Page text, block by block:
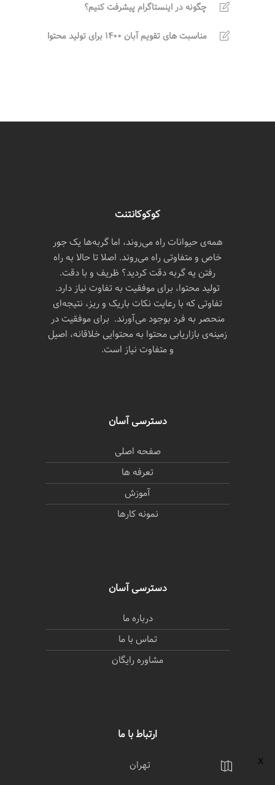
چگونه در اینستاگرام پیشرفت کنیم؟
مناسبت های تقویم آبان 1400 برای تولید محتوا
کوکوکانتنت
همه‌ی حیوانات راه می‌روند، اما گربه‌ها یک جور
خاص و متفاوتی راه می‌روند. اصلا تا حالا به راه
رفتن یه گربه دقت کردید؟ ظریف و با دقت.
تولید محتوا، برای موفقیت به تفاوت نیاز دارد.
تفاوتی که با رعایت نکات باریک و ریز، نتیجه‌ای
منحصر به فرد بوجود می‌آورند. برای موفقیت در
زمینه‌ی بازاریابی محتوا به محتوایی خلاقانه، اصیل
و متفاوت نیاز است.
دسترسی آسان
صفحه اصلی
تعرفه ها
آموزش
نمونه کارها
دسترسی آسان
درباره ما
تماس با ما
مشاوره رایگان
ارتباط با ما
تهران